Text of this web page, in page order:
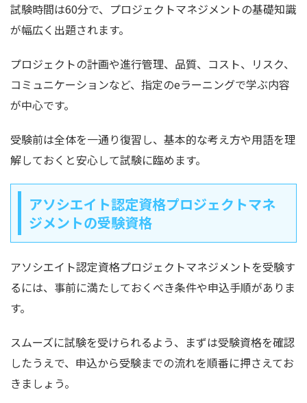
試験時間は60分で、プロジェクトマネジメントの基礎知識
が幅広く出題されます。
プロジェクトの計画や進行管理、品質、コスト、リスク、
コミュニケーションなど、指定のeラーニングで学ぶ内容
が中心です。
受験前は全体を一通り復習し、基本的な考え方や用語を理
解しておくと安心して試験に臨めます。
アソシエイト認定資格プロジェクトマネ
ジメントの受験資格
アソシエイト認定資格プロジェクトマネジメントを受験す
るには、事前に満たしておくべき条件や申込手順がありま
す。
スムーズに試験を受けられるよう、まずは受験資格を確認
したうえで、申込から受験までの流れを順番に押さえてお
きましょう。